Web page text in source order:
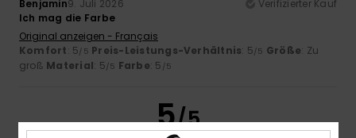
Benjamin9. Juli 2026
Verifizierter Kauf
Ich mag die Farbe
Original anzeigen - Français
Komfort: 5/5 Preis-Leistungs-Verhältnis: 5/5 Größe: Zu
groß Material: 5/5 Farbe: 5 /5
5/5